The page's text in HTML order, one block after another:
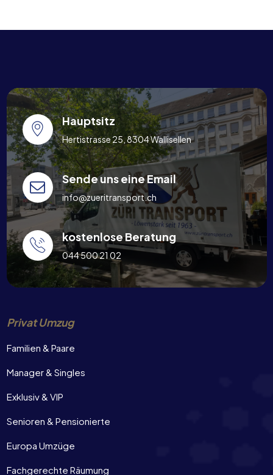
Hauptsitz
Hertistrasse 25, 8304 Wallisellen
Sende uns eine Email
info@zueritransport.ch
kostenlose Beratung
044 500 21 02
Privat Umzug
Familien & Paare
Manager & Singles
Exklusiv & VIP
Senioren & Pensionierte
Europa Umzüge
Fachgerechte Räumung